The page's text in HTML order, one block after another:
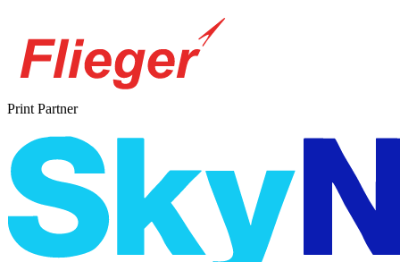
Print Partner